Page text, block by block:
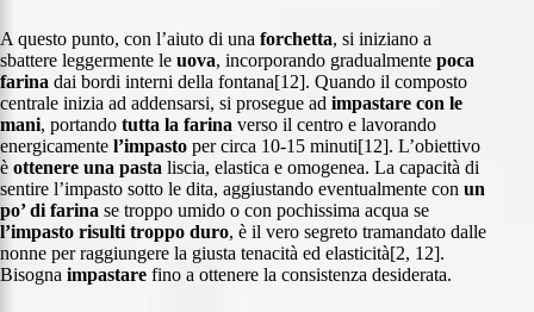
A questo punto, con l’aiuto di una forchetta, si iniziano a
sbattere leggermente le uova, incorporando gradualmente poca
farina dai bordi interni della fontana[12]. Quando il composto
centrale inizia ad addensarsi, si prosegue ad impastare con le
mani, portando tutta la farina verso il centro e lavorando
energicamente l’impasto per circa 10-15 minuti[12]. L’obiettivo
è ottenere una pasta liscia, elastica e omogenea. La capacità di
sentire l’impasto sotto le dita, aggiustando eventualmente con un
po’ di farina se troppo umido o con pochissima acqua se
l’impasto risulti troppo duro, è il vero segreto tramandato dalle
nonne per raggiungere la giusta tenacità ed elasticità[2, 12].
Bisogna impastare fino a ottenere la consistenza desiderata.